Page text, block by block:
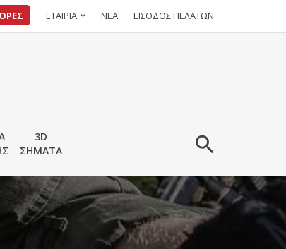
ΕΤΑΙΡΙΑ ΝΕΑ ΕΙΣΟΔΟΣ ΠΕΛΑΤΩΝ
3D
ΣΗΜΑΤΑ